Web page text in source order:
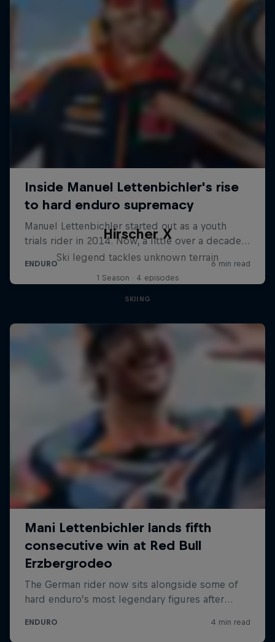
Hirscher X
Ski legend tackles unknown terrain
1 Season · 4 episodes
SKIING